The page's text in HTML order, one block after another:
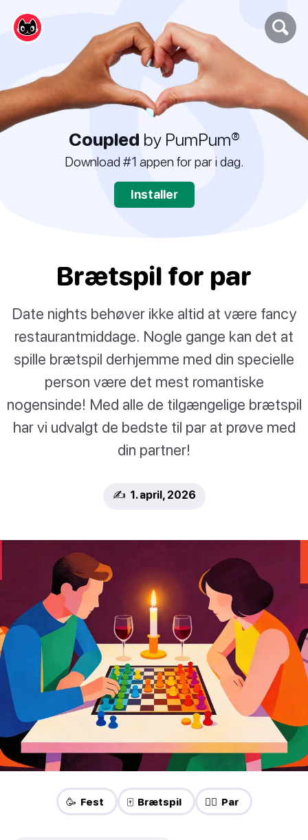
Coupled by PumPum®
Download #1 appen for par i dag.
Installer
Brætspil for par
Date nights behøver ikke altid at være fancy
restaurantmiddage. Nogle gange kan det at
spille brætspil derhjemme med din specielle
person være det mest romantiske
nogensinde! Med alle de tilgængelige brætspil
har vi udvalgt de bedste til par at prøve med
din partner!
✍️ 1. april, 2026
🥳 Fest 🀄 Brætspil ❤️‍🔥 Par